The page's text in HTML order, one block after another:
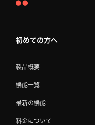
Asana
初めての方へ
製品概要
機能一覧
最新の機能
料金について